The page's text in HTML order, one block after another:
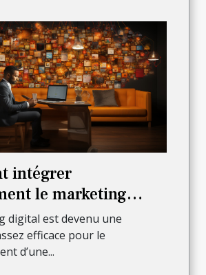
intégrer
le marketing
faire croître son
digital est devenu une
efficace pour le
d’une...